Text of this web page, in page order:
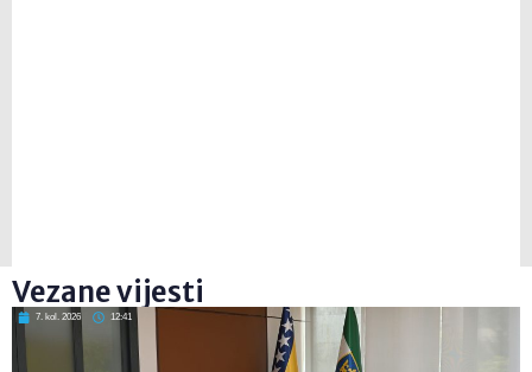
Vezane vijesti
7. kol. 2026 12:41